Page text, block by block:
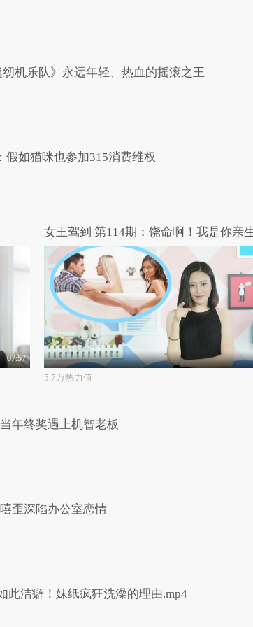
机乐队》永远年轻、热血的摇滚之王
假如猫咪也参加315消费维权
07:57
女王驾到 第114期：饶命啊！我是你亲
5.7万热力值
年终奖遇上机智老板
歪深陷办公室恋情
此洁癖！妹纸疯狂洗澡的理由.mp4